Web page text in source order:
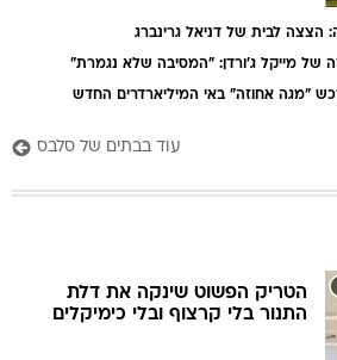
הצצה לבית של דניאל גרינברג
של מייקל ג'ורדן: "המסיבה שלא נגמרת"
"מגה אחוזה" באי המיליארדרים החדש
עוד בבתים של סלבס
הטריק הפשוט שינקה את דלת
התנור בלי קרצוף ובלי כימיקלים